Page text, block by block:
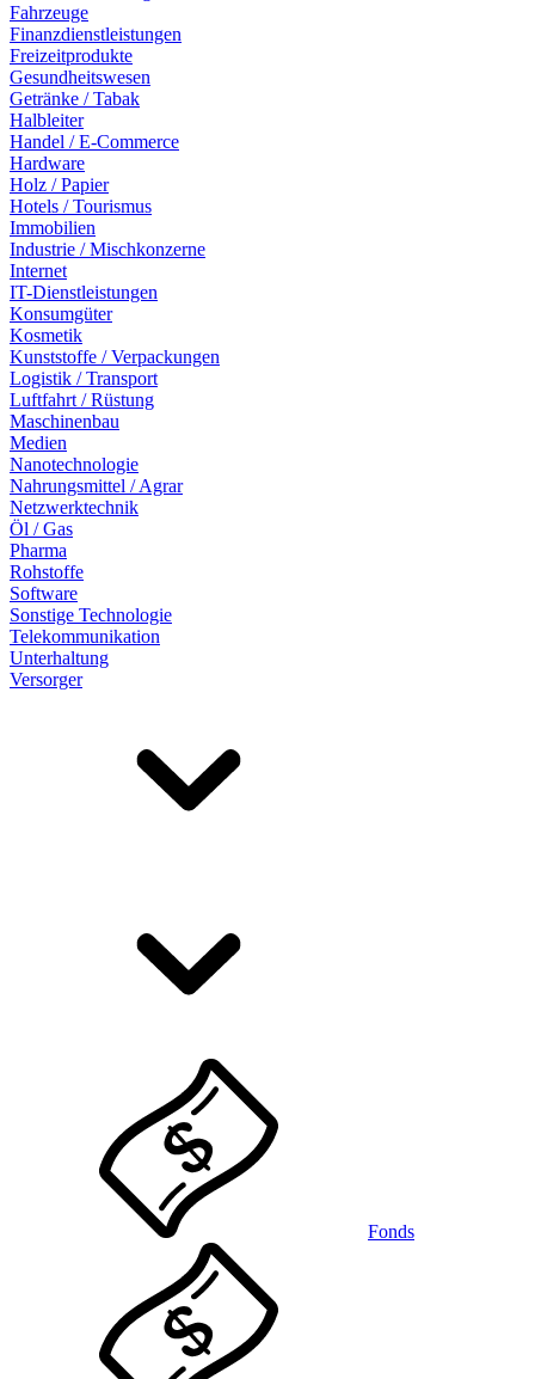
Fahrzeuge
Finanzdienstleistungen
Freizeitprodukte
Gesundheitswesen
Getränke / Tabak
Halbleiter
Handel / E-Commerce
Hardware
Holz / Papier
Hotels / Tourismus
Immobilien
Industrie / Mischkonzerne
Internet
IT-Dienstleistungen
Konsumgüter
Kosmetik
Kunststoffe / Verpackungen
Logistik / Transport
Luftfahrt / Rüstung
Maschinenbau
Medien
Nanotechnologie
Nahrungsmittel / Agrar
Netzwerktechnik
Öl / Gas
Pharma
Rohstoffe
Software
Sonstige Technologie
Telekommunikation
Unterhaltung
Versorger
Fonds